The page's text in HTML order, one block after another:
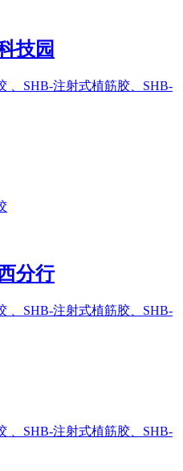
技园
、SHB-注射式植筋胶、SHB-
分行
、SHB-注射式植筋胶、SHB-
、SHB-注射式植筋胶、SHB-